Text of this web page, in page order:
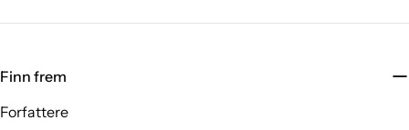
Finn frem
Forfattere